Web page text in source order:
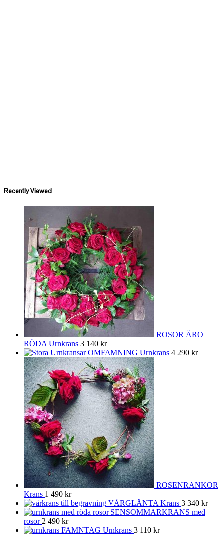
Recently Viewed
ROSOR ÄRO
RÖDA Urnkrans 3 140 kr
OMFAMNING Urnkrans 4 290 kr
ROSENRANKOR
Krans 1 490 kr
VÅRGLÄNTA Krans 3 340 kr
SENSOMMARKRANS med
rosor 2 490 kr
FAMNTAG Urnkrans 3 110 kr